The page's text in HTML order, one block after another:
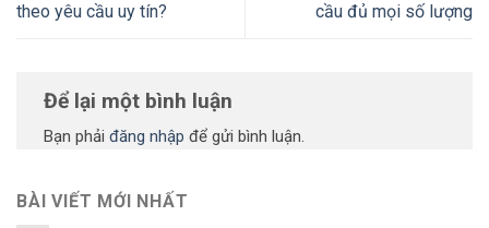
theo yêu cầu uy tín?
cầu đủ mọi số lượng
Để lại một bình luận
Bạn phải đăng nhập để gửi bình luận.
BÀI VIẾT MỚI NHẤT